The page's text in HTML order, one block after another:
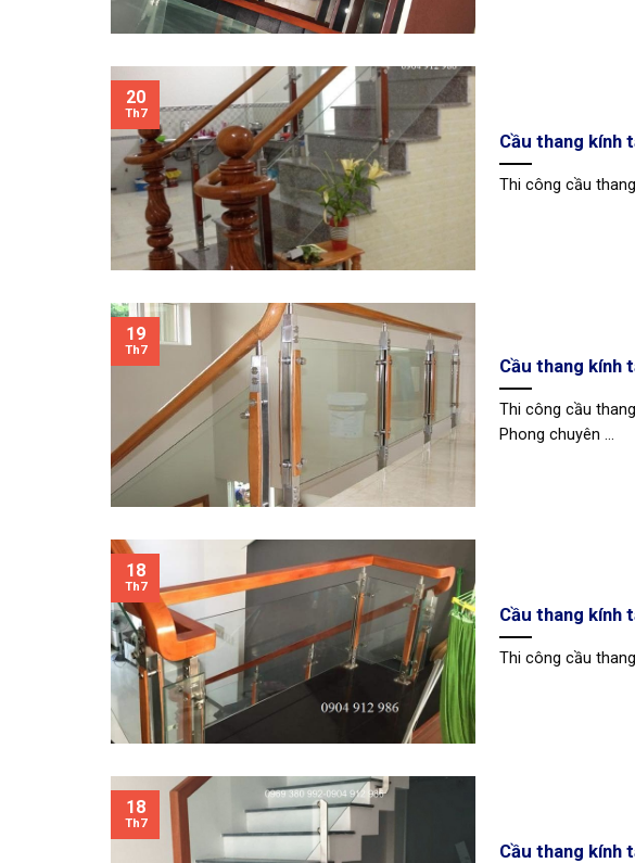
Cầu thang kính
Thi công cầu
20
Th7
Cầu thang kính
Thi công cầu
Phong chuyên ...
19
Th7
Cầu thang kính
Thi công cầu
18
Th7
Cầu thang kính
18
Th7